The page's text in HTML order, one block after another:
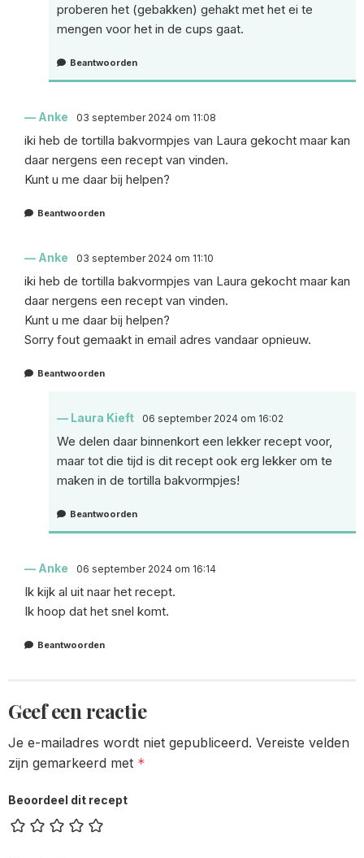
proberen het (gebakken) gehakt met het ei te
mengen voor het in de cups gaat.
Beantwoorden
Anke 03 september 2024 om 11:08
iki heb de tortilla bakvormpjes van Laura gekocht maar kan
daar nergens een recept van vinden.
Kunt u me daar bij helpen?
Beantwoorden
Anke 03 september 2024 om 11:10
iki heb de tortilla bakvormpjes van Laura gekocht maar kan
daar nergens een recept van vinden.
Kunt u me daar bij helpen?
Sorry fout gemaakt in email adres vandaar opnieuw.
Beantwoorden
Laura Kieft 06 september 2024 om 16:02
We delen daar binnenkort een lekker recept voor,
maar tot die tijd is dit recept ook erg lekker om te
maken in de tortilla bakvormpjes!
Beantwoorden
Anke 06 september 2024 om 16:14
Ik kijk al uit naar het recept.
Ik hoop dat het snel komt.
Beantwoorden
Geef een reactie
Je e-mailadres wordt niet gepubliceerd. Vereiste velden
zijn gemarkeerd met *
Beoordeel dit recept